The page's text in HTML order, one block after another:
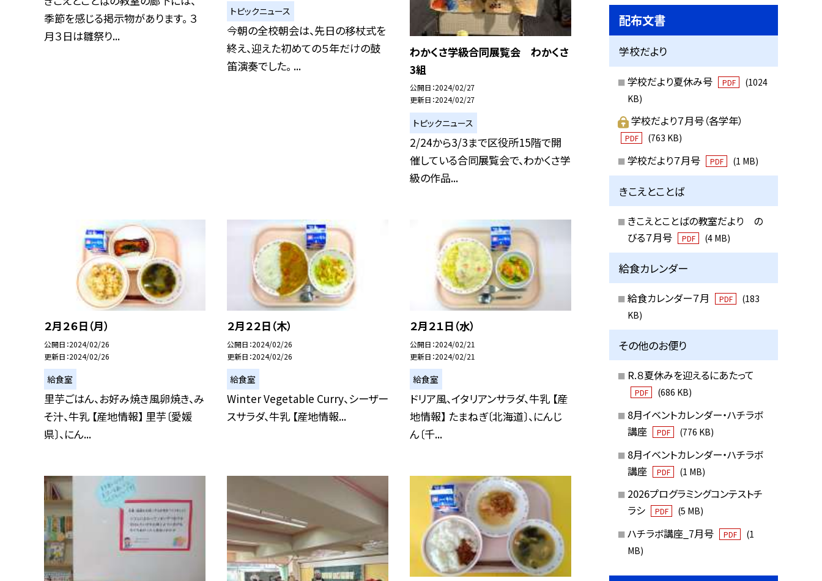
季節を感じる掲示物があります。 ３
月３日は雛祭り...
トピックニュース
今朝の全校朝会は、先日の移杖式を
終え、迎えた初めての５年だけの鼓
笛演奏でした。 ...
わかくさ学級合同展覧会 わかくさ
3組
公開日 2024/02/27
更新日 2024/02/27
トピックニュース
2/24から3/3まで区役所15階で開
催している合同展覧会で、わかくさ学
級の作品...
２月２６日（月）
公開日 2024/02/26
更新日 2024/02/26
給食室
里芋ごはん、お好み焼き風卵焼き、み
そ汁、牛乳 【産地情報】 里芋〔愛媛
県〕、にん...
２月２２日（木）
公開日 2024/02/26
更新日 2024/02/26
給食室
Winter Vegetable Curry、シーザー
スサラダ、牛乳 【産地情報...
２月２１日（水）
公開日 2024/02/21
更新日 2024/02/21
給食室
ドリア風、イタリアンサラダ、牛乳 【産
地情報】 たまねぎ〔北海道〕、にんじ
ん〔千...
配布文書
学校だより
学校だより夏休み号 PDF
(1024
KB)
学校だより７月号（各学年）
PDF (763 KB)
学校だより７月号 PDF (1 MB)
きこえとことば
きこえとことばの教室だより の
びる７月号
PDF (4 MB)
給食カレンダー
給食カレンダー７月 PDF
(183
KB)
その他のお便り
R.８夏休みを迎えるにあたって
PDF (686 KB)
8月イベントカレンダー・ハチラボ
講座
PDF (776 KB)
8月イベントカレンダー・ハチラボ
講座
PDF (1 MB)
2026プログラミングコンテストチ
ラシ
PDF (5 MB)
ハチラボ講座_7月号 PDF
(1
MB)